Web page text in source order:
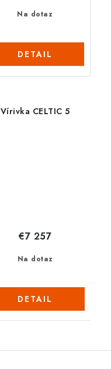
Na dotaz
DETAIL
Vírivka CELTIC 5
Na dotaz
€7 257
DETAIL